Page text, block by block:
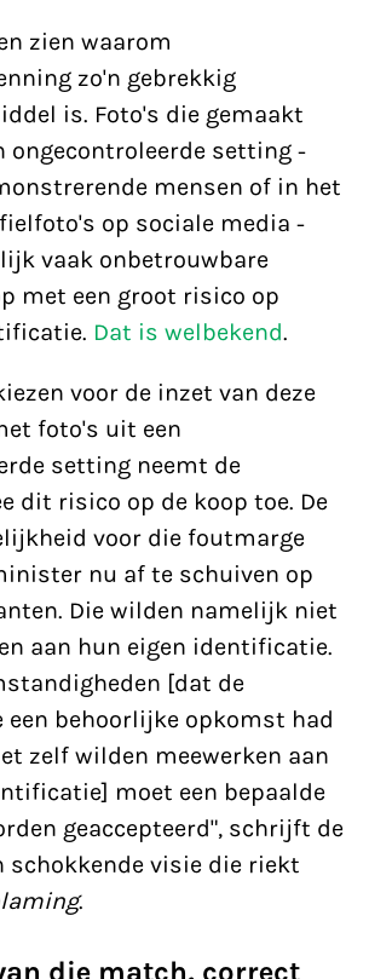
zien waarom
zo'n gebrekkig
is. Foto's die gemaakt
ongecontroleerde setting -
mensen of in het
op sociale media -
vaak onbetrouwbare
met een groot risico op
Dat is welbekend.
voor de inzet van deze
foto's uit een
setting neemt de
dit risico op de koop toe. De
voor die foutmarge
nu af te schuiven op
Die wilden namelijk niet
aan hun eigen identificatie.
[dat de
behoorlijke opkomst had
zelf wilden meewerken aan
moet een bepaalde
geaccepteerd", schrijft de
schokkende visie die riekt
.
die match, correct